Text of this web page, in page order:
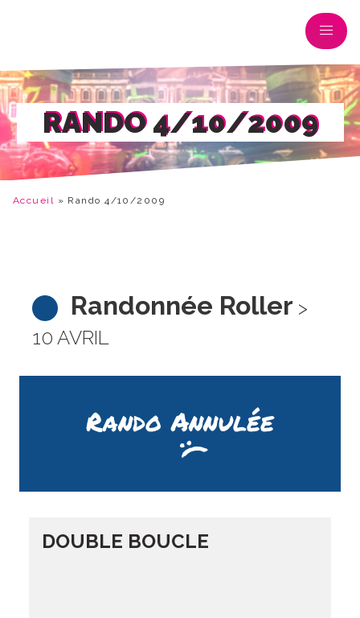
RANDO 4/10/2009
Accueil » Rando 4/10/2009
Randonnée Roller >
10 AVRIL
Rando Annulée
DOUBLE BOUCLE